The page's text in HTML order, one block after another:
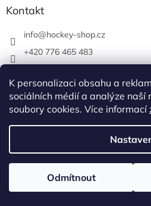
K personalizaci obsahu a
sociálních médií a analýze
soubory cookies. Více informací
Odmítnout
Kontakt
info@hockey-shop.cz
+420 776 465 483
hockey_shop.cz
Copyright 2026Hokejová výbava.
Upravit